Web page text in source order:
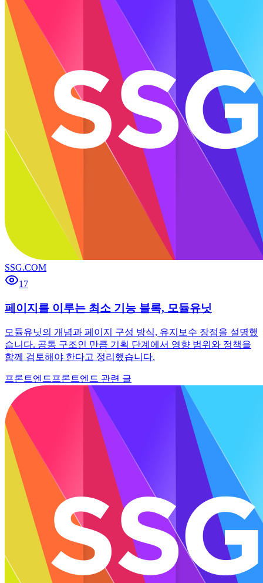
SSG.COM
17
페이지를 이루는 최소 기능 블록, 모듈유닛
모듈유닛의 개념과 페이지 구성 방식, 유지보수 장점을 설명했
습니다. 공통 구조인 만큼 기획 단계에서 영향 범위와 정책을
함께 검토해야 한다고 정리했습니다.
프론트엔드 프론트엔드 관련 글